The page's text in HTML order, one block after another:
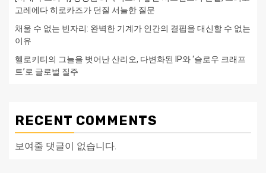
고레에다 히로카즈가 던질 서늘한 질문
채울 수 없는 빈자리: 완벽한 기계가 인간의 결핍을 대신할 수 없는
이유
헬로키티의 그늘을 벗어난 산리오, 다변화된 IP와 ‘슬로우 크래프
트’로 글로벌 질주
RECENT COMMENTS
보여줄 댓글이 없습니다.